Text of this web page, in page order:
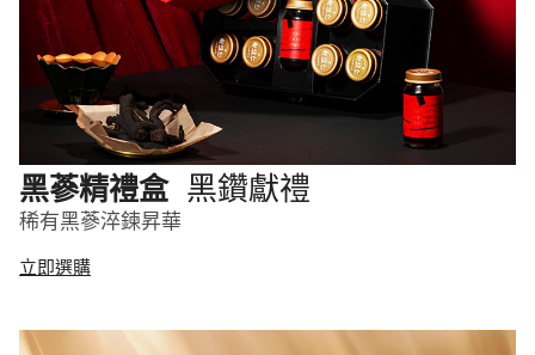
黑蔘精禮盒 黑鑽獻禮
稀有黑蔘淬鍊昇華
立即選購